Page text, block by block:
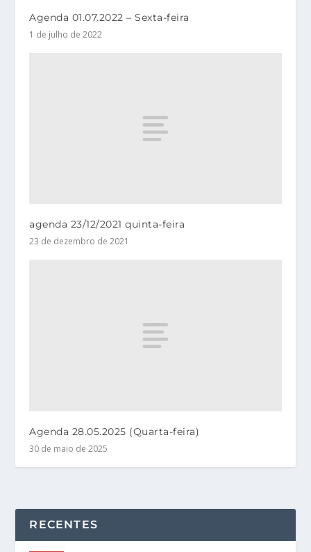
Agenda 01.07.2022 – Sexta-feira
1 de julho de 2022
agenda 23/12/2021 quinta-feira
23 de dezembro de 2021
Agenda 28.05.2025 (Quarta-feira)
30 de maio de 2025
RECENTES